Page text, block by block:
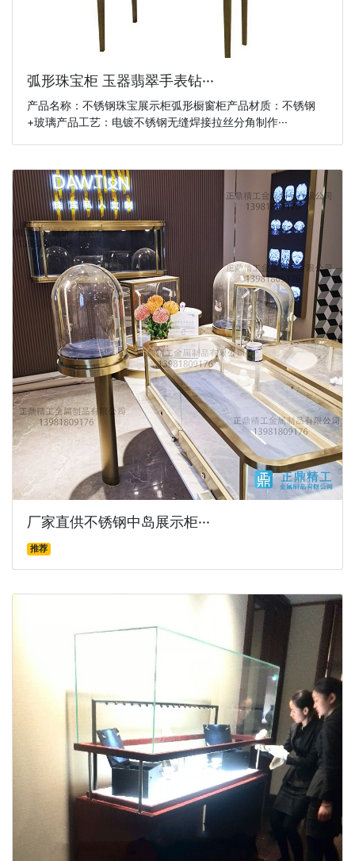
弧形珠宝柜 玉器翡翠手表钻···
产品名称：不锈钢珠宝展示柜弧形橱窗柜产品材质：不锈钢
+玻璃产品工艺：电镀不锈钢无缝焊接拉丝分角制作···
厂家直供不锈钢中岛展示柜···
推荐